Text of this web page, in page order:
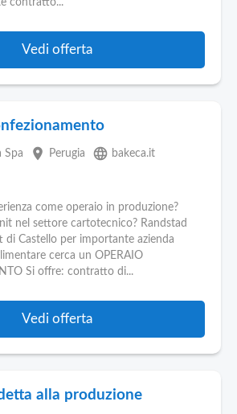
contratto...
Vedi offerta
Spa place Perugia language bakeca.it
come operaio in produzione?
nel settore cartotecnico? Randstad
di Castello per importante azienda
cerca un OPERAIO
Si offre: contratto di...
Vedi offerta
alla produzione